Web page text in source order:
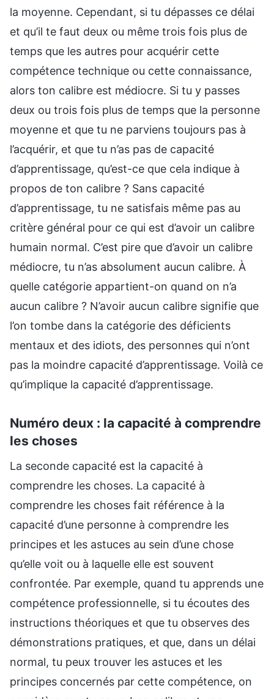
la moyenne. Cependant, si tu dépasses ce délai
et qu’il te faut deux ou même trois fois plus de
temps que les autres pour acquérir cette
compétence technique ou cette connaissance,
alors ton calibre est médiocre. Si tu y passes
deux ou trois fois plus de temps que la personne
moyenne et que tu ne parviens toujours pas à
l’acquérir, et que tu n’as pas de capacité
d’apprentissage, qu’est-ce que cela indique à
propos de ton calibre ? Sans capacité
d’apprentissage, tu ne satisfais même pas au
critère général pour ce qui est d’avoir un calibre
humain normal. C’est pire que d’avoir un calibre
médiocre, tu n’as absolument aucun calibre. À
quelle catégorie appartient-on quand on n’a
aucun calibre ? N’avoir aucun calibre signifie que
l’on tombe dans la catégorie des déficients
mentaux et des idiots, des personnes qui n’ont
pas la moindre capacité d’apprentissage. Voilà ce
qu’implique la capacité d’apprentissage.
Numéro deux : la capacité à comprendre
les choses
La seconde capacité est la capacité à
comprendre les choses. La capacité à
comprendre les choses fait référence à la
capacité d’une personne à comprendre les
principes et les astuces au sein d’une chose
qu’elle voit ou à laquelle elle est souvent
confrontée. Par exemple, quand tu apprends une
compétence professionnelle, si tu écoutes des
instructions théoriques et que tu observes des
démonstrations pratiques, et que, dans un délai
normal, tu peux trouver les astuces et les
principes concernés par cette compétence, on